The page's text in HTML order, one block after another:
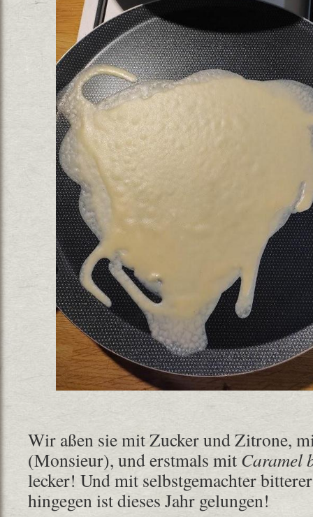
Wir aßen sie mit Zucker und Zitrone,
(Monsieur), und erstmals mit Caramel
lecker! Und mit selbstgemachter
hingegen ist dieses Jahr gelungen!